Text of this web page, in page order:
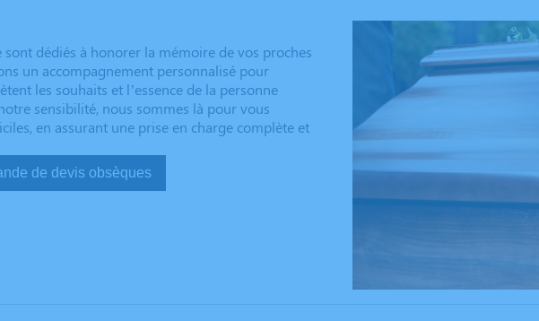
sont dédiés à honorer la mémoire de vos proches
un accompagnement personnalisé pour
les souhaits et l’essence de la personne
sensibilité, nous sommes là pour vous
en assurant une prise en charge complète et
Demande de devis obsèques